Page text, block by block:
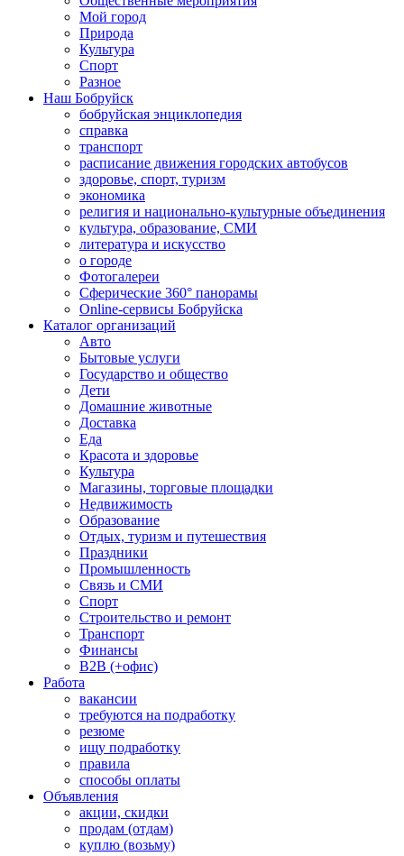
Мой город
Природа
Культура
Спорт
Разное
Наш Бобруйск
бобруйская энциклопедия
справка
транспорт
расписание движения городских автобусов
здоровье, спорт, туризм
экономика
религия и национально-культурные объединения
культура, образование, СМИ
литература и искусство
о городе
Фотогалереи
Сферические 360° панорамы
Online-сервисы Бобруйска
Каталог организаций
Авто
Бытовые услуги
Государство и общество
Дети
Домашние животные
Доставка
Еда
Красота и здоровье
Культура
Магазины, торговые площадки
Недвижимость
Образование
Отдых, туризм и путешествия
Праздники
Промышленность
Связь и СМИ
Спорт
Строительство и ремонт
Транспорт
Финансы
B2B (+офис)
Работа
вакансии
требуются на подработку
резюме
ищу подработку
правила
способы оплаты
Объявления
акции, скидки
продам (отдам)
куплю (возьму)